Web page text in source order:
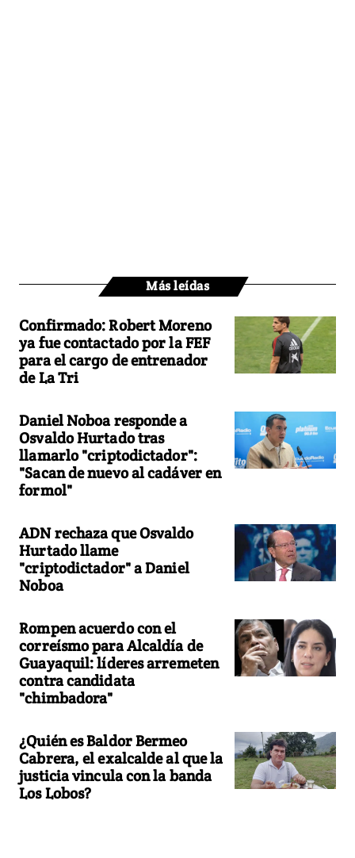
Más leídas
Confirmado: Robert Moreno
ya fue contactado por la FEF
para el cargo de entrenador
de La Tri
Daniel Noboa responde a
Osvaldo Hurtado tras
llamarlo "criptodictador":
"Sacan de nuevo al cadáver en
formol"
ADN rechaza que Osvaldo
Hurtado llame
"criptodictador" a Daniel
Noboa
Rompen acuerdo con el
correísmo para Alcaldía de
Guayaquil: líderes arremeten
contra candidata
"chimbadora"
¿Quién es Baldor Bermeo
Cabrera, el exalcalde al que la
justicia vincula con la banda
Los Lobos?